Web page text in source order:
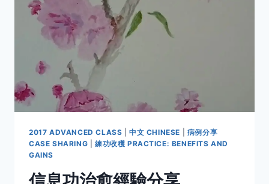
講
評
（1）
INFORMATICS
REVIEW
SESSION
(1)
2017 ADVANCED CLASS |中文 CHINESE
病例分享
CASE SHARING
練功收穫 PRACTICE: BENEFITS AND
GAINS